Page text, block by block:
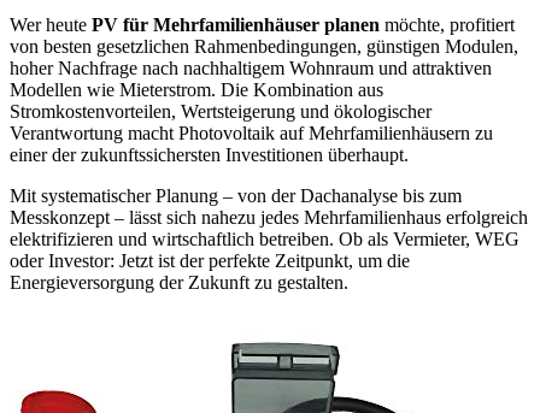
Wer heute PV für Mehrfamilienhäuser planen möchte, profitiert
von besten gesetzlichen Rahmenbedingungen, günstigen Modulen,
hoher Nachfrage nach nachhaltigem Wohnraum und attraktiven
Modellen wie Mieterstrom. Die Kombination aus
Stromkostenvorteilen, Wertsteigerung und ökologischer
Verantwortung macht Photovoltaik auf Mehrfamilienhäusern zu
einer der zukunftssichersten Investitionen überhaupt.
Mit systematischer Planung – von der Dachanalyse bis zum
Messkonzept – lässt sich nahezu jedes Mehrfamilienhaus erfolgreich
elektrifizieren und wirtschaftlich betreiben. Ob als Vermieter, WEG
oder Investor: Jetzt ist der perfekte Zeitpunkt, um die
Energieversorgung der Zukunft zu gestalten.